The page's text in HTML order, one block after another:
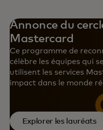
Annonce du
Mastercard
Ce programme de
célèbre les équipes qui
utilisent les services
impact dans le monde
Explorer les lauréats